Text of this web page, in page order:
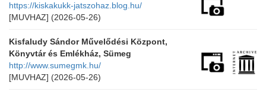
https://kiskakukk-jatszohaz.blog.hu/
[MUVHAZ] (2026-05-26)
Kisfaludy Sándor Művelődési Központ,
Könyvtár és Emlékház, Sümeg
http://www.sumegmk.hu/
[MUVHAZ] (2026-05-26)